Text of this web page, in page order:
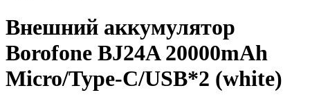
Внешний аккумулятор
Borofone BJ24A 20000mAh
Micro/Type-C/USB*2 (white)